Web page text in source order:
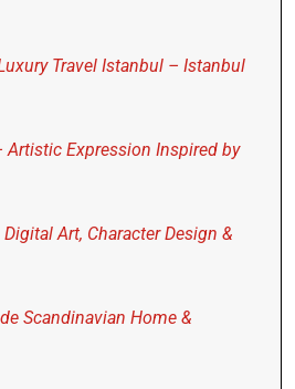
Travel Istanbul – Istanbul
Artistic Expression Inspired by
Art, Character Design &
Scandinavian Home &